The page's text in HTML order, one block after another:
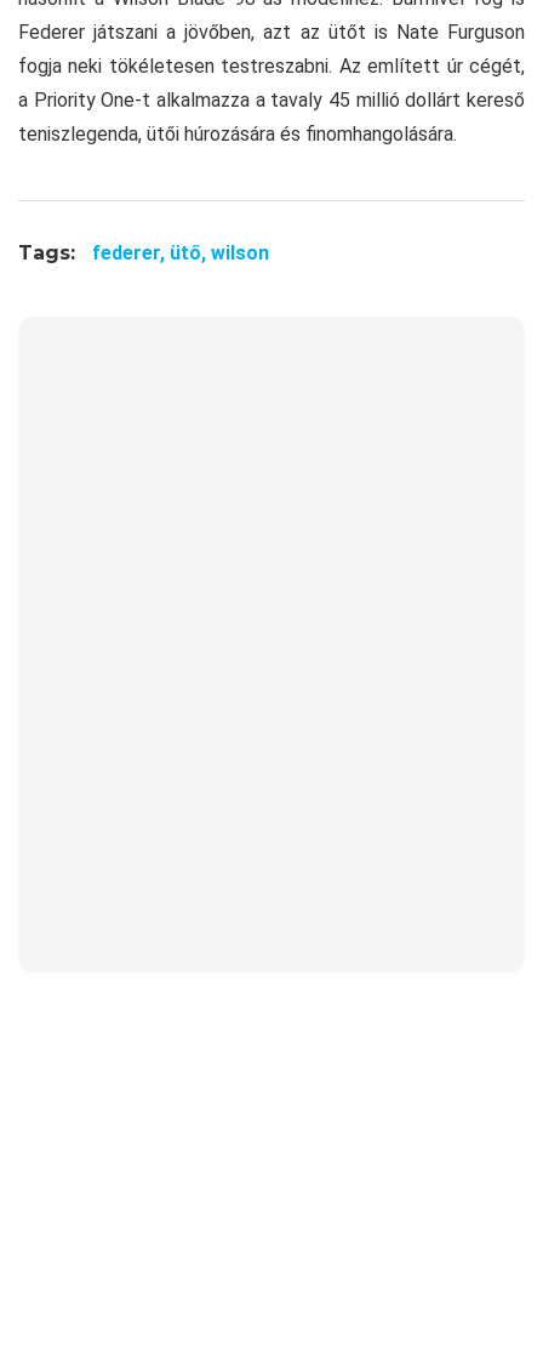
Federer játszani a jövőben, azt az ütőt is Nate Furguson
fogja neki tökéletesen testreszabni. Az említett úr cégét,
a Priority One-t alkalmazza a tavaly 45 millió dollárt kereső
teniszlegenda, ütői húrozására és finomhangolására.
Tags: federer, ütő, wilson